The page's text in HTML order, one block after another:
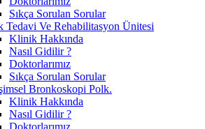
Sıkça Sorulan Sorular
Tedavi Ve Rehabilitasyon Ünitesi
Klinik Hakkında
Nasıl Gidilir ?
Doktorlarımız
Sıkça Sorulan Sorular
Bronkoskopi Polk.
Klinik Hakkında
Nasıl Gidilir ?
Doktorlarımız